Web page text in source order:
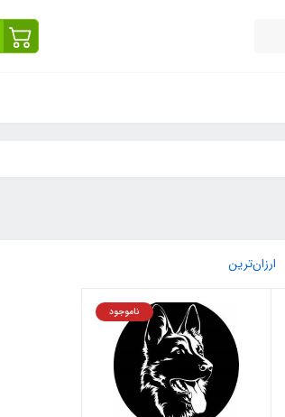
ارزان‌ترین
ناموجود